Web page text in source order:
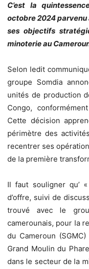
C’est la
octobre 2024
ses objectifs
minoterie au
Selon ledit
groupe Somdia
unités de production
Congo,
Cette décision
périmètre des
recentrer ses
de la première
Il faut souligner qu’
d’offre, suivi de
trouvé avec le
camerounais, pour la
du Cameroun
Grand Moulin du
dans le secteur de la